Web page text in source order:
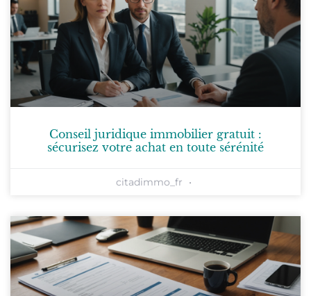
Conseil juridique immobilier gratuit :
sécurisez votre achat en toute sérénité
citadimmo_fr